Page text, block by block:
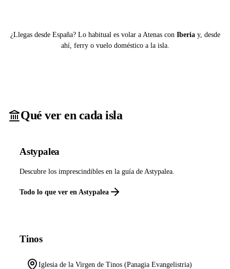
¿Llegas desde España? Lo habitual es volar a Atenas con Iberiay, desde
ahí, ferry o vuelo doméstico a la isla.
Qué ver en cada isla
Astypalea
Descubre los imprescindibles en la guía de Astypalea.
Todo lo que ver en Astypalea
Tinos
Iglesia de la Virgen de Tinos (Panagia Evangelistria)